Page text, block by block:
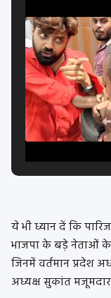
ये भी ध्यान दें कि
भाजपा के बड़े नेताओं
जिनमें वर्तमान प्रदेश
अध्यक्ष सुकांत